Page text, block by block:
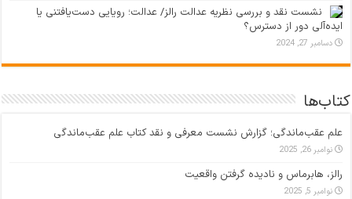
نشست نقد و بررسی نظریه عدالت رالز/ عدالت؛ رویایی دست‌یافتنی یا
ایده‌آلی دور از دسترس؟
دسامبر 27, 2024
کتاب‌ها
علم عقب‌ماندگی؛ گزارش نشست معرفی و نقد کتاب علم عقب‌ماندگی
نوامبر 26, 2025
رالز، هابرماس و نادیده گرفتن واقعیت
نوامبر 5, 2025